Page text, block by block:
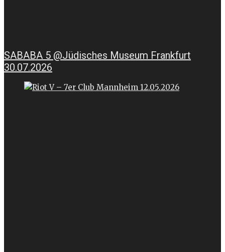
SABABA 5 @Jüdisches Museum Frankfurt
30.07.2026